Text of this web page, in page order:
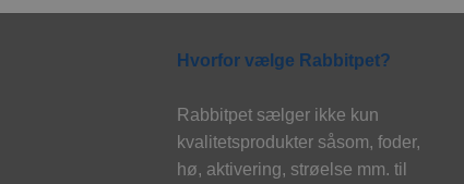
Hvorfor vælge Rabbitpet?
Rabbitpet sælger ikke kun
kvalitetsprodukter såsom, foder,
hø, aktivering, strøelse mm. til